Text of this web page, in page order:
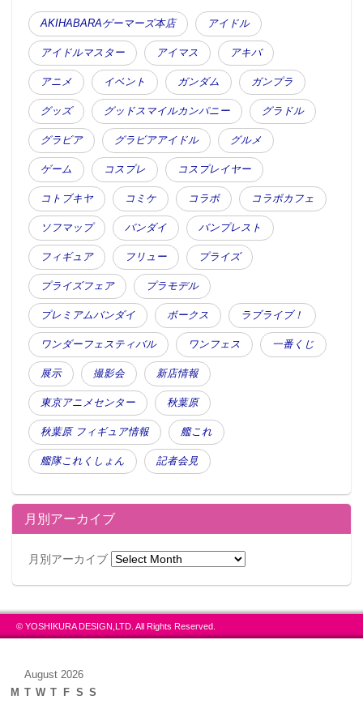
AKIHABARAゲーマーズ本店 アイドル
アイドルマスター アイマス アキバ
アニメ イベント ガンダム ガンプラ
グッズ グッドスマイルカンパニー グラドル
グラビア グラビアアイドル グルメ
ゲーム コスプレ コスプレイヤー
コトブキヤ コミケ コラボ コラボカフェ
ソフマップ バンダイ バンプレスト
フィギュア フリュー プライズ
プライズフェア プラモデル
プレミアムバンダイ ボークス ラブライブ！
ワンダーフェスティバル ワンフェス 一番くじ
展示 撮影会 新店情報
東京アニメセンター 秋葉原
秋葉原 フィギュア情報 艦これ
艦隊これくしょん 記者会見
月別アーカイブ
月別アーカイブ
© YOSHIKURA DESIGN,LTD. All Rights Reserved.
August 2026
M T W T F S S